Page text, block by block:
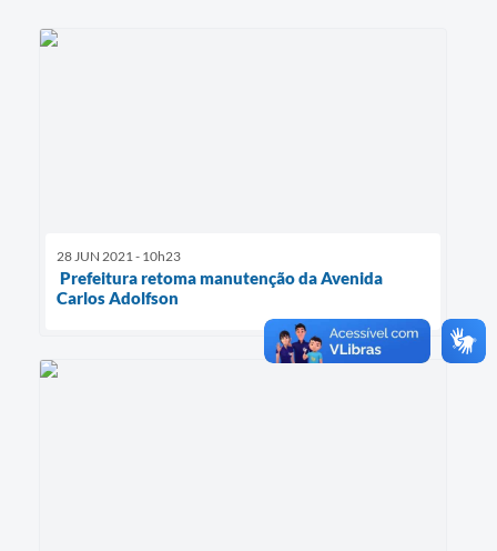
28 JUN 2021 - 10h23
Prefeitura retoma manutenção da Avenida
Carlos Adolfson